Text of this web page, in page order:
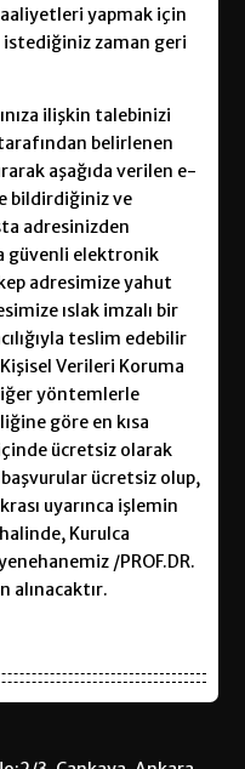
yapmak için
istediğiniz zaman geri
ilişkin talebinizi
belirlenen
aşağıda verilen e-
bildirdiğiniz ve
adresinizden
güvenli elektronik
adresimize yahut
ıslak imzalı bir
teslim edebilir
Verileri Koruma
yöntemlerle
göre en kısa
ücretsiz olarak
ücretsiz olup,
uyarınca işlemin
Kurulca
/PROF.DR.
alınacaktır.